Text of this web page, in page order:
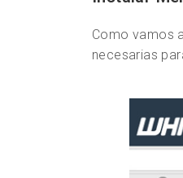
Como vamos
necesarias